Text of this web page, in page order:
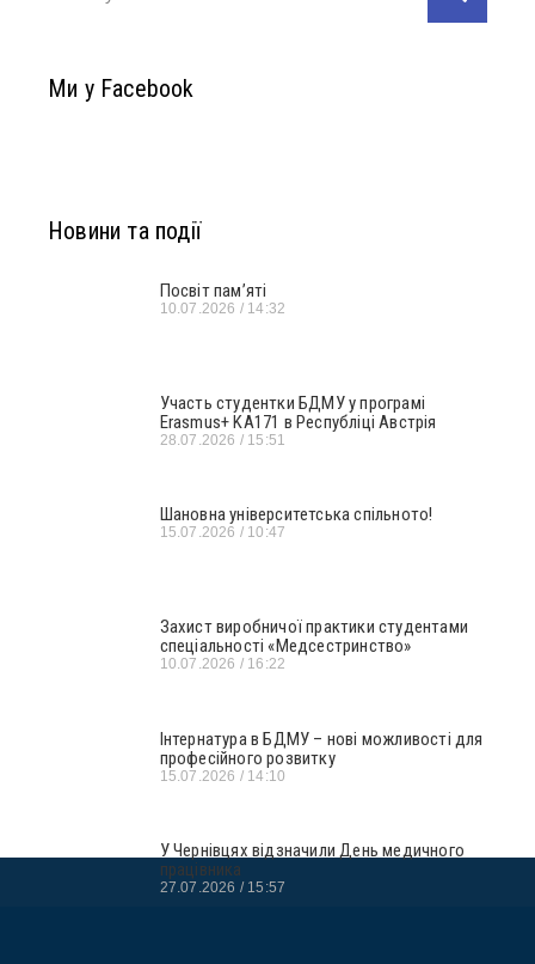
Ми у Facebook
Новини та події
Посвіт пам’яті
10.07.2026 14:32
Участь студентки БДМУ у програмі
Erasmus+ KA171 в Республіці Австрія
28.07.2026 15:51
Шановна університетська спільното!
15.07.2026 10:47
Захист виробничої практики студентами
спеціальності «Медсестринство»
10.07.2026 16:22
Інтернатура в БДМУ – нові можливості для
професійного розвитку
15.07.2026 14:10
У Чернівцях відзначили День медичного
працівника
27.07.2026 15:57